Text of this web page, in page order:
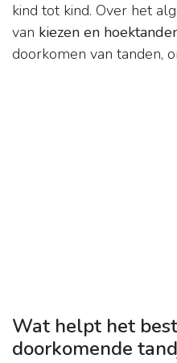
kind tot kind. Over het
van kiezen en
doorkomen van tanden,
Wat helpt het
doorkomende